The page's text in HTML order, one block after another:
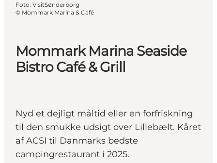
Mommark Marina Seaside
Bistro Café & Grill
Nyd et dejligt måltid eller en forfriskning
til den smukke udsigt over Lillebælt. Kåret
af ACSI til Danmarks bedste
campingrestaurant i 2025.
Foto: VisitSønderborg
© Mommark Marina & Café